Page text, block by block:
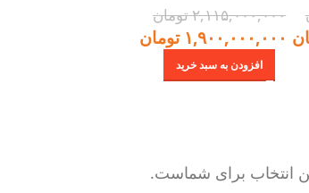
۲,۱۱۵,۰۰۰,۰۰۰تومان
۱,۹۰۰,۰۰۰,۰۰۰ تومان
افزودن به سبد خرید
انتخاب برای شماست.